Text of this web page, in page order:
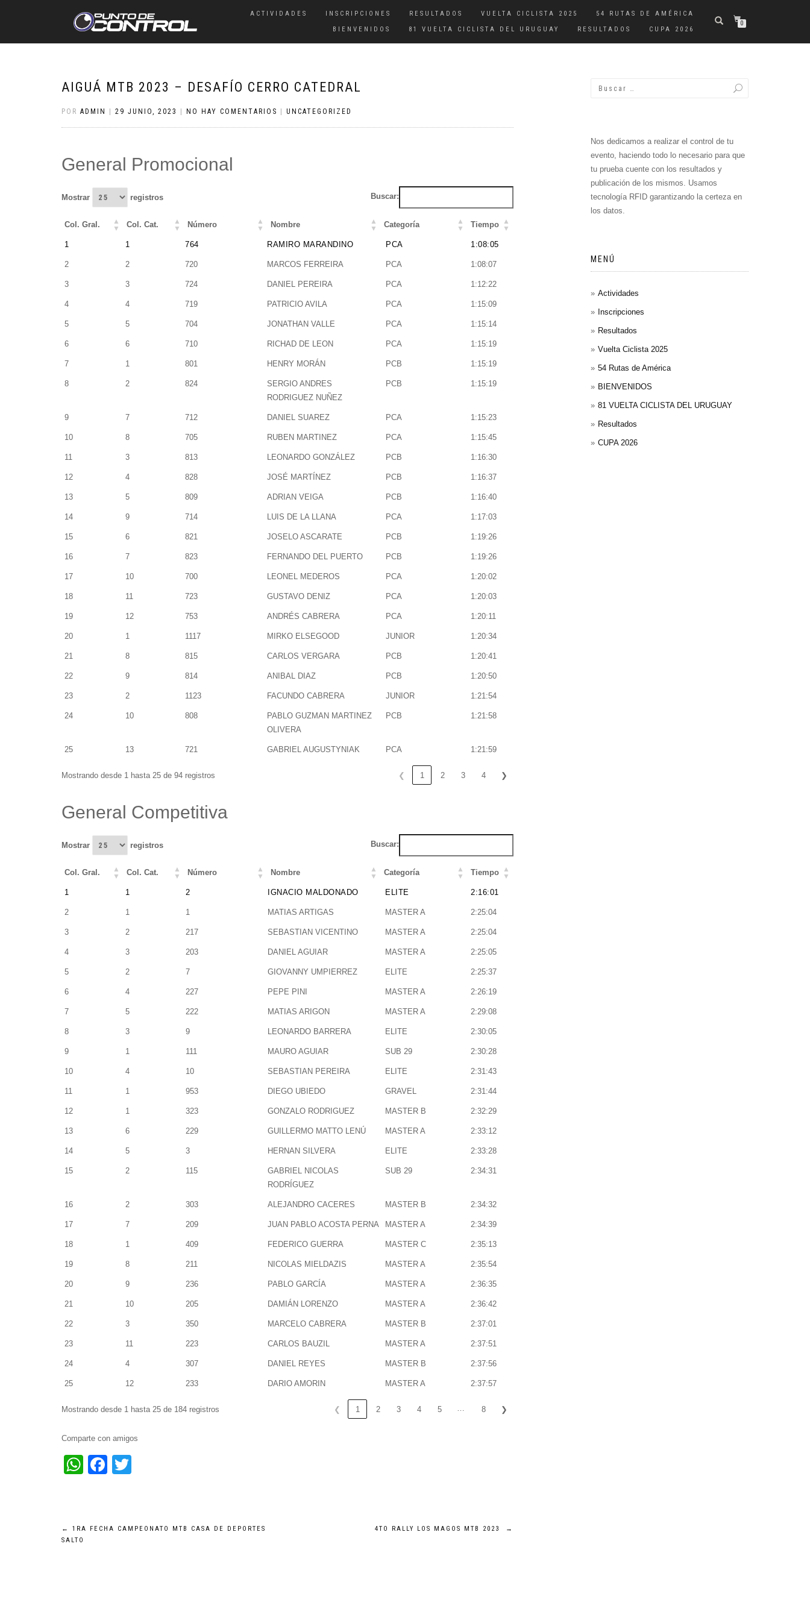
ACTIVIDADES INSCRIPCIONES RESULTADOS VUELTA CICLISTA 2025
54 RUTAS DE AMÉRICA
BIENVENIDOS
81 VUELTA CICLISTA DEL URUGUAY RESULTADOS CUPA 2026
0
AIGUÁ MTB 2023 – DESAFÍO CERRO CATEDRAL
POR ADMIN 29 JUNIO, 2023 NO HAY COMENTARIOS UNCATEGORIZED
General Promocional
Mostrar registros Buscar:
Col. Gral. Col. Cat. Número Nombre Categoría
Tiempo
Col. Gral.
Col. Cat. Número Nombre Categoría Tiempo
1 1 764 RAMIRO MARANDINO PCA 1:08:05
2 2 720 MARCOS FERREIRA PCA 1:08:07
3 3 724 DANIEL PEREIRA PCA 1:12:22
4 4 719 PATRICIO AVILA PCA 1:15:09
5 5 704 JONATHAN VALLE PCA 1:15:14
6 6 710 RICHAD DE LEON PCA 1:15:19
7 1 801 HENRY MORÁN PCB 1:15:19
8 2 824
SERGIO ANDRES
RODRIGUEZ NUÑEZ
PCB 1:15:19
9 7 712 DANIEL SUAREZ PCA 1:15:23
10 8 705 RUBEN MARTINEZ PCA 1:15:45
11 3 813 LEONARDO GONZÁLEZ PCB 1:16:30
12 4 828 JOSÉ MARTÍNEZ PCB 1:16:37
13 5 809 ADRIAN VEIGA PCB 1:16:40
14 9 714 LUIS DE LA LLANA PCA 1:17:03
15 6 821 JOSELO ASCARATE PCB 1:19:26
16 7 823 FERNANDO DEL PUERTO PCB 1:19:26
17 10 700 LEONEL MEDEROS PCA 1:20:02
18 11 723 GUSTAVO DENIZ PCA 1:20:03
19 12 753 ANDRÉS CABRERA PCA 1:20:11
20 1 1117 MIRKO ELSEGOOD JUNIOR 1:20:34
21 8 815 CARLOS VERGARA PCB 1:20:41
22 9 814 ANIBAL DIAZ PCB 1:20:50
23 2 1123 FACUNDO CABRERA JUNIOR 1:21:54
24 10 808
PABLO GUZMAN MARTINEZ
OLIVERA
PCB 1:21:58
25 13 721 GABRIEL AUGUSTYNIAK PCA 1:21:59
Mostrando desde 1 hasta 25 de 94 registros ❮ 1 2 3 4 ❯
General Competitiva
Mostrar registros Buscar:
Col. Gral. Col. Cat. Número Nombre Categoría
Tiempo
Col. Gral.
Col. Cat. Número Nombre Categoría Tiempo
1 1 2 IGNACIO MALDONADO ELITE 2:16:01
2 1 1 MATIAS ARTIGAS MASTER A 2:25:04
3 2 217 SEBASTIAN VICENTINO MASTER A 2:25:04
4 3 203 DANIEL AGUIAR MASTER A 2:25:05
5 2 7 GIOVANNY UMPIERREZ ELITE 2:25:37
6 4 227 PEPE PINI MASTER A 2:26:19
7 5 222 MATIAS ARIGON MASTER A 2:29:08
8 3 9 LEONARDO BARRERA ELITE 2:30:05
9 1 111 MAURO AGUIAR SUB 29 2:30:28
10 4 10 SEBASTIAN PEREIRA ELITE 2:31:43
11 1 953 DIEGO UBIEDO GRAVEL 2:31:44
12 1 323 GONZALO RODRIGUEZ MASTER B 2:32:29
13 6 229 GUILLERMO MATTO LENÚ MASTER A 2:33:12
14 5 3 HERNAN SILVERA ELITE 2:33:28
15 2 115
GABRIEL NICOLAS
RODRÍGUEZ
SUB 29 2:34:31
16 2 303 ALEJANDRO CACERES MASTER B 2:34:32
17 7 209 JUAN PABLO ACOSTA PERNA MASTER A 2:34:39
18 1 409 FEDERICO GUERRA MASTER C 2:35:13
19 8 211 NICOLAS MIELDAZIS MASTER A 2:35:54
20 9 236 PABLO GARCÍA MASTER A 2:36:35
21 10 205 DAMIÁN LORENZO MASTER A 2:36:42
22 3 350 MARCELO CABRERA MASTER B 2:37:01
23 11 223 CARLOS BAUZIL MASTER A 2:37:51
24 4 307 DANIEL REYES MASTER B 2:37:56
25 12 233 DARIO AMORIN MASTER A 2:37:57
Mostrando desde 1 hasta 25 de 184 registros ❮ 1 2 3 4 5 … 8 ❯
Comparte con amigos
WhatsApp
Facebook
Navegación
←
1RA FECHA CAMPEONATO MTB CASA DE DEPORTES
SALTO
4TO RALLY LOS MAGOS MTB 2023 →
Nos dedicamos a realizar el control de tu
evento, haciendo todo lo necesario para que
tu prueba cuente con los resultados y
publicación de los mismos. Usamos
tecnología RFID garantizando la certeza en
los datos.
MENÚ
Actividades
Inscripciones
Resultados
Vuelta Ciclista 2025
54 Rutas de América
BIENVENIDOS
81 VUELTA CICLISTA DEL URUGUAY
Resultados
CUPA 2026